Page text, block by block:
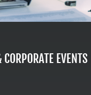
EVENTS